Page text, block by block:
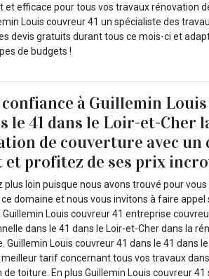
et efficace pour tous vos travaux rénovation
Louis couvreur 41 un spécialiste des
devis gratuits durant tous ce mois-ci et
de budgets !
confiance à Guillemin
le 41 dans le Loir-et-Cher
de couverture avec un
et profitez de ses prix
plus loin puisque nous avons trouvé pour
domaine et nous vous invitons à faire appel
Louis couvreur 41 entreprise
dans le 41 dans le Loir-et-Cher dans la
Guillemin Louis couvreur 41 dans le 41 dans
tarif concernant tous vos travaux
toiture. En plus Guillemin Louis couvreur 41